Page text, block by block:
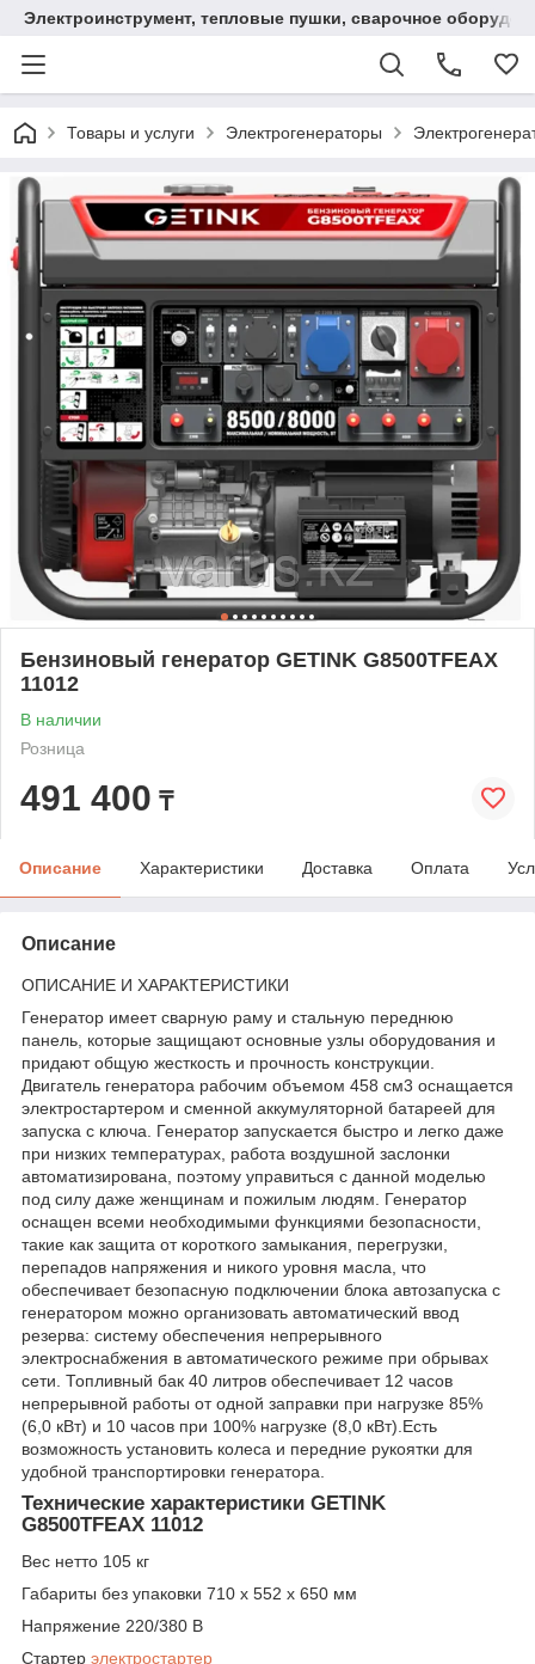
Электроинструмент, тепловые пушки, сварочное
Товары и услуги Электрогенераторы
Бензиновый генератор GETINK G8500TFEAX
11012
В наличии
Розница
491 400 ₸
Описание Характеристики Доставка Оплата
Описание
ОПИСАНИЕ И ХАРАКТЕРИСТИКИ
Генератор имеет сварную раму и стальную переднюю
панель, которые защищают основные узлы оборудования и
придают общую жесткость и прочность конструкции.
Двигатель генератора рабочим объемом 458 см3 оснащается
электростартером и сменной аккумуляторной батареей для
запуска с ключа. Генератор запускается быстро и легко даже
при низких температурах, работа воздушной заслонки
автоматизирована, поэтому управиться с данной моделью
под силу даже женщинам и пожилым людям. Генератор
оснащен всеми необходимыми функциями безопасности,
такие как защита от короткого замыкания, перегрузки,
перепадов напряжения и никого уровня масла, что
обеспечивает безопасную подключении блока автозапуска с
генератором можно организовать автоматический ввод
резерва: систему обеспечения непрерывного
электроснабжения в автоматического режиме при обрывах
сети. Топливный бак 40 литров обеспечивает 12 часов
непрерывной работы от одной заправки при нагрузке 85%
(6,0 кВт) и 10 часов при 100% нагрузке (8,0 кВт).Есть
возможность установить колеса и передние рукоятки для
удобной транспортировки генератора.
Технические характеристики GETINK
G8500TFEAX 11012
Вес нетто 105 кг
Габариты без упаковки 710 x 552 x 650 мм
Напряжение 220/380 В
Стартер электростартер